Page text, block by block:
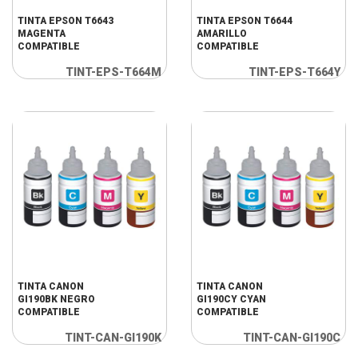
TINTA EPSON T6643
MAGENTA
COMPATIBLE
TINT-EPS-T664M
TINTA EPSON T6644
AMARILLO
COMPATIBLE
TINT-EPS-T664Y
TINTA CANON
GI190BK NEGRO
COMPATIBLE
TINT-CAN-GI190K
TINTA CANON
GI190CY CYAN
COMPATIBLE
TINT-CAN-GI190C